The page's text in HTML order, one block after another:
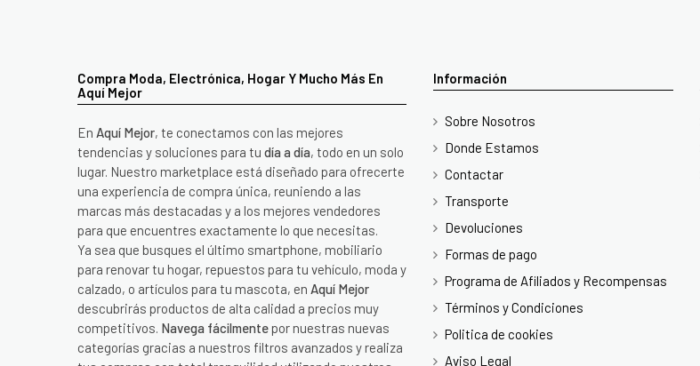
Compra Moda, Electrónica, Hogar Y Mucho Más En
Aquí Mejor
En Aquí Mejor, te conectamos con las mejores
tendencias y soluciones para tu día a día, todo en un solo
lugar. Nuestro marketplace está diseñado para ofrecerte
una experiencia de compra única, reuniendo a las
marcas más destacadas y a los mejores vendedores
para que encuentres exactamente lo que necesitas.
Ya sea que busques el último smartphone, mobiliario
para renovar tu hogar, repuestos para tu vehículo, moda y
calzado, o artículos para tu mascota, en Aquí Mejor
descubrirás productos de alta calidad a precios muy
competitivos. Navega fácilmente por nuestras nuevas
categorías gracias a nuestros filtros avanzados y realiza
Información
Sobre Nosotros
Donde Estamos
Contactar
Transporte
Devoluciones
Formas de pago
Programa de Afiliados y Recompensas
Términos y Condiciones
Politica de cookies
Aviso Legal